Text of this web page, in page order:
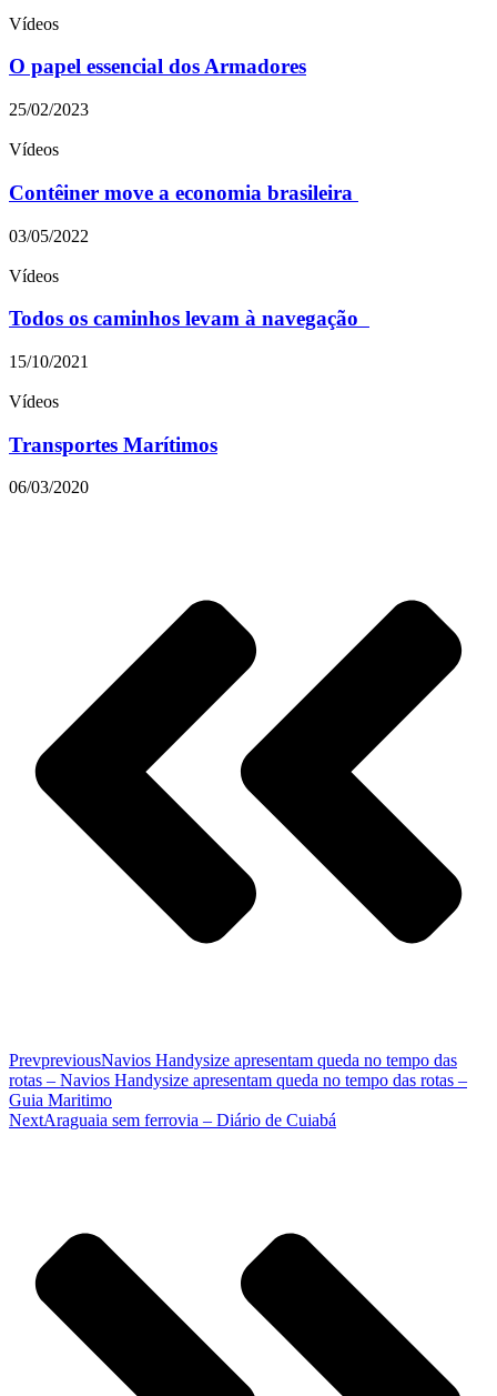
Vídeos
O papel essencial dos Armadores
25/02/2023
Vídeos
Contêiner move a economia brasileira
03/05/2022
Vídeos
Todos os caminhos levam à navegação
15/10/2021
Vídeos
Transportes Marítimos
06/03/2020
PrevpreviousNavios Handysize apresentam queda no tempo das
rotas – Navios Handysize apresentam queda no tempo das rotas –
Guia Maritimo
NextAraguaia sem ferrovia – Diário de Cuiabá